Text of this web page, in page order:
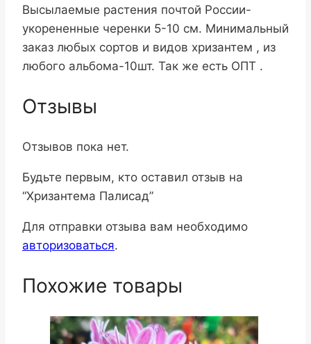
Высылаемые растения почтой России-
укорененные черенки 5-10 см. Минимальный
заказ любых сортов и видов хризантем , из
любого альбома-10шт. Так же есть ОПТ .
Отзывы
Отзывов пока нет.
Будьте первым, кто оставил отзыв на
“Хризантема Палисад”
Для отправки отзыва вам необходимо
авторизоваться.
Похожие товары